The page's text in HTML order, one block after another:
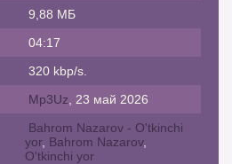
9,88 МБ
04:17
320 kbp/s.
Mp3Uz , 23 май 2026
Bahrom Nazarov - O'tkinchi
yor, Bahrom Nazarov,
O'tkinchi yor